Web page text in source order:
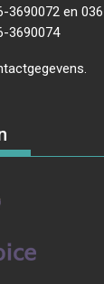
3690072 en
3690074